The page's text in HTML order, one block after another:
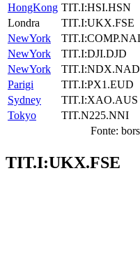
HongKong TIT.I:HSI.HSN
Londra
TIT.I:UKX.FSE
NewYork
NewYork
TIT.I:DJI.DJD
NewYork
TIT.I:NDX.NAD
Parigi
TIT.I:PX1.EUD
Sydney
TIT.I:XAO.AUS
Tokyo
TIT.N225.NNI
Fonte:
TIT.I:UKX.FSE